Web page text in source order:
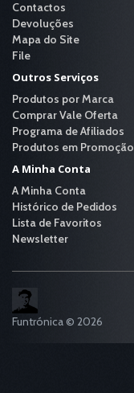
Contactos
Devoluções
Mapa do Site
File
Outros Serviços
Produtos por Marca
Comprar Vale Oferta
Programa de Afiliados
Produtos em Promoção
A Minha Conta
A Minha Conta
Histórico de Pedidos
Lista de Favoritos
Newsletter
Funtrónica © 2026